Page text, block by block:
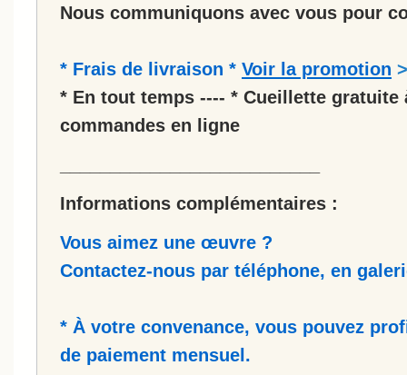
Nous communiquons avec vous pour
* Frais de livraison * Voir la promotion >
* En tout temps ---- * Cueillette gratuite
commandes en ligne
Informations complémentaires :
Vous aimez une œuvre ?
Contactez-nous par téléphone, en
* À votre convenance, vous pouvez
de paiement mensuel.